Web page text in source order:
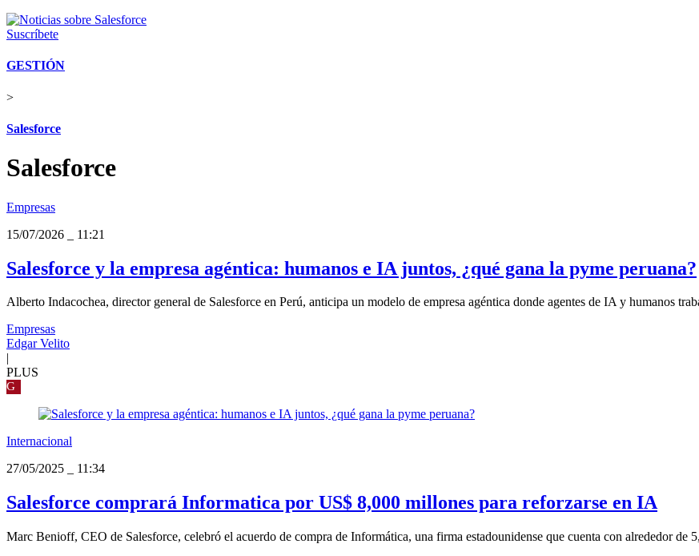
Suscríbete
GESTIÓN
>
Salesforce
Salesforce
Empresas
15/07/2026
11:21
Salesforce y la empresa agéntica: humanos e IA juntos, ¿qué gana la pyme peruana?
Alberto Indacochea, director general de Salesforce en Perú, anticipa un modelo de empresa agéntica donde agentes de IA y humanos
Empresas
Edgar Velito
PLUS
G
Internacional
27/05/2025
11:34
Salesforce comprará Informatica por US$ 8,000 millones para reforzarse en IA
Marc Benioff, CEO de Salesforce, celebró el acuerdo de compra de Informática, una firma estadounidense que cuenta con alrededor de